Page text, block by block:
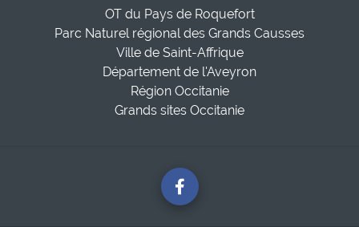
OT du Pays de Roquefort
Parc Naturel régional des Grands Causses
Ville de Saint-Affrique
Département de l'Aveyron
Région Occitanie
Grands sites Occitanie